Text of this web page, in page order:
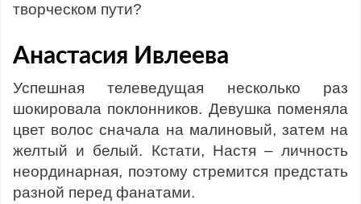
творческом пути?
Анастасия Ивлеева
Успешная телеведущая несколько раз
шокировала поклонников. Девушка поменяла
цвет волос сначала на малиновый, затем на
желтый и белый. Кстати, Настя – личность
неординарная, поэтому стремится предстать
разной перед фанатами.